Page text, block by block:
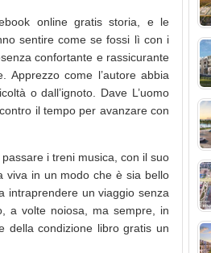
online gratis storia, e le
sentire come se fossi lì con i
confortante e rassicurante
Apprezzo come l’autore abbia
o dall’ignoto. Dave L’uomo
il tempo per avanzare con
passare i treni musica, con il suo
viva in un modo che è sia bello
intraprendere un viaggio senza
a volte noiosa, ma sempre, in
della condizione libro gratis un